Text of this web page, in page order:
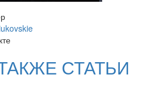
СТАТЬИ